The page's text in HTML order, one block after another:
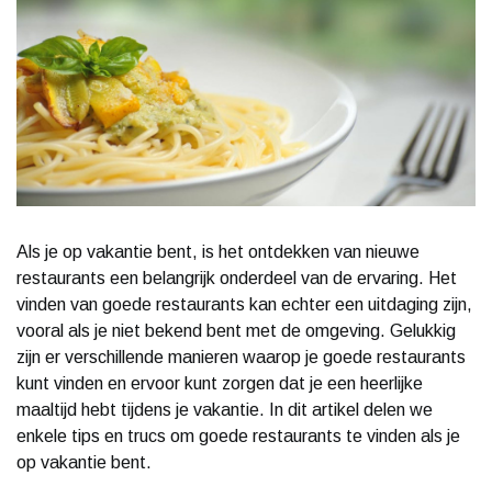
Als je op vakantie bent, is het ontdekken van nieuwe
restaurants een belangrijk onderdeel van de ervaring. Het
vinden van goede restaurants kan echter een uitdaging zijn,
vooral als je niet bekend bent met de omgeving. Gelukkig
zijn er verschillende manieren waarop je goede restaurants
kunt vinden en ervoor kunt zorgen dat je een heerlijke
maaltijd hebt tijdens je vakantie. In dit artikel delen we
enkele tips en trucs om goede restaurants te vinden als je
op vakantie bent.